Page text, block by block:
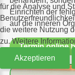
Einrichten der
auf die inneren
Termin online
für die Analyse und
die weitere Nutzung
zu. Weitere
Akzeptieren